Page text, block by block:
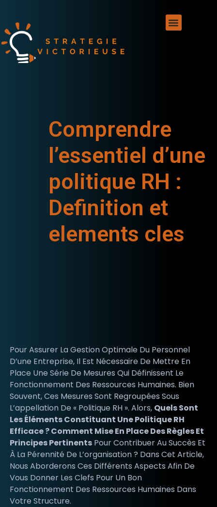
Comprendre
l’essentiel d’une
politique RH :
Definition et
elements cles
Pour Assurer La Gestion Optimale Du Personnel
D’une Entreprise, Il Est Nécessaire De Mettre En
Place Une Série De Mesures Qui Définissent Le
Fonctionnement Des Ressources Humaines. Bien
Souvent, Ces Mesures Sont Regroupées Sous
L’appellation De « Politique RH ». Alors, Quels Sont
Les Éléments Constituant Une Politique RH
Efficace ? Comment Mise En Place Des Règles Et
Principes Pertinents Pour Contribuer Au Succès Et
À La Pérennité De L’organisation ? Dans Cet Article,
Nous Aborderons Ces Différents Aspects Afin De
Vous Donner Les Clefs Pour Un Bon
Fonctionnement Des Ressources Humaines Dans
Votre Structure.